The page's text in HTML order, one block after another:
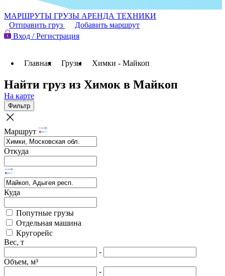
МАРШРУТЫ ГРУЗЫ АРЕНДА ТЕХНИКИ
Отправить груз
Добавить маршрут
Вход / Регистрация
Главная Грузы Химки - Майкоп
Найти груз из Химок в Майкоп
На карте
Фильтр
Маршрут
Откуда
Куда
Попутные грузы
Отдельная машина
Кругорейс
Вес, т
-
Объем, м³
-